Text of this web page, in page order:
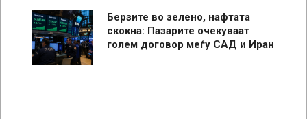
Берзите во зелено, нафтата
скокна: Пазарите очекуваат
голем договор меѓу САД и Иран